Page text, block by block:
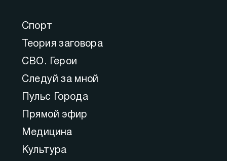
Спорт
Теория заговора
СВО. Герои
Следуй за мной
Пульс Города
Прямой эфир
Медицина
Культура